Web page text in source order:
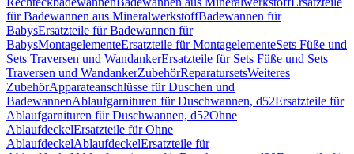
für Badewannen aus MineralwerkstoffBadewannen für
BabysErsatzteile für Badewannen für
BabysMontagelementeErsatzteile für MontagelementeSets Füße und
Sets Traversen und WandankerErsatzteile für Sets Füße und Sets
Traversen und WandankerZubehörReparatursetsWeiteres
ZubehörApparateanschlüsse für Duschen und
BadewannenAblaufgarnituren für Duschwannen, d52Ersatzteile für
Ablaufgarnituren für Duschwannen, d52Ohne
AblaufdeckelErsatzteile für Ohne
AblaufdeckelAblaufdeckelErsatzteile für